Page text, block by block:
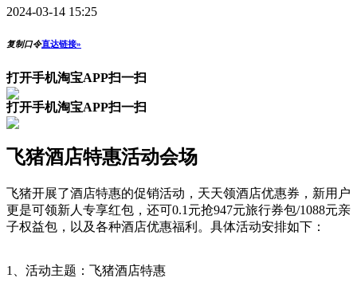
2024-03-14 15:25
复制口令直达链接»
打开手机淘宝APP扫一扫
打开手机淘宝APP扫一扫
飞猪酒店特惠活动会场
飞猪开展了酒店特惠的促销活动，天天领酒店优惠券，新用户
更是可领新人专享红包，还可0.1元抢947元旅行券包/1088元亲
子权益包，以及各种酒店优惠福利。具体活动安排如下：
1、活动主题：飞猪酒店特惠